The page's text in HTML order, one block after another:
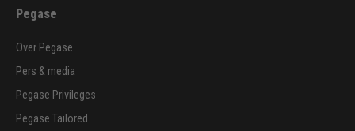
Pegase
Over Pegase
Pers & media
Pegase Privileges
Pegase Tailored